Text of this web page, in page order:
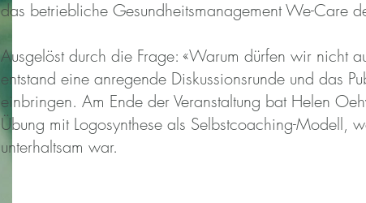
das betriebliche Gesundheitsmanagement We-Care
Ausgelöst durch die Frage: «Warum dürfen wir nicht
entstand eine anregende Diskussionsrunde und das
einbringen. Am Ende der Veranstaltung bat Helen
Übung mit Logosynthese als Selbstcoaching-Modell,
unterhaltsam war.